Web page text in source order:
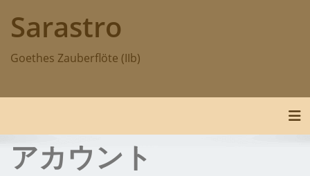
content
Sarastro
Goethes Zauberflöte (IIb)
アカウント